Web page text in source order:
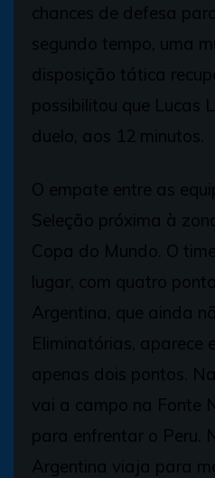
chances de defesa
segundo tempo, uma
disposição tática
possibilitou que Lucas
duelo, aos 12 minutos.
O empate entre as
Seleção próxima à
Copa do Mundo. O
lugar, com quatro
Argentina, que ainda
Eliminatórias, aparece
apenas dois pontos.
vai a campo na Fonte
para enfrentar o Peru.
Argentina viaja para